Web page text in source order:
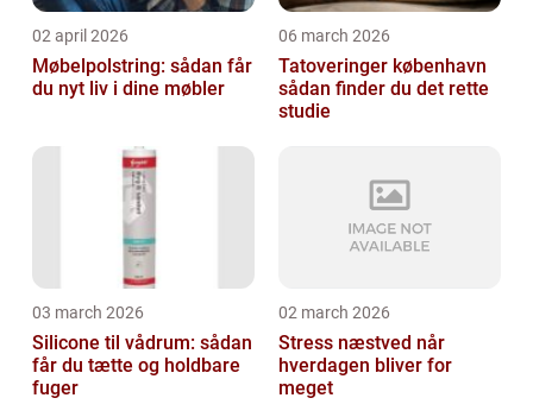
02 april 2026
Møbelpolstring: sådan får
du nyt liv i dine møbler
06 march 2026
Tatoveringer københavn
sådan finder du det rette
studie
03 march 2026
Silicone til vådrum: sådan
får du tætte og holdbare
fuger
02 march 2026
Stress næstved når
hverdagen bliver for
meget